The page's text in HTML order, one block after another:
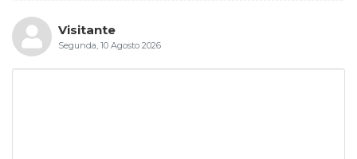
Visitante
Segunda, 10 Agosto 2026